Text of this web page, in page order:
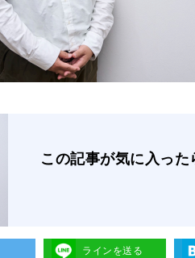
この記事が気に入った
ラインを送る